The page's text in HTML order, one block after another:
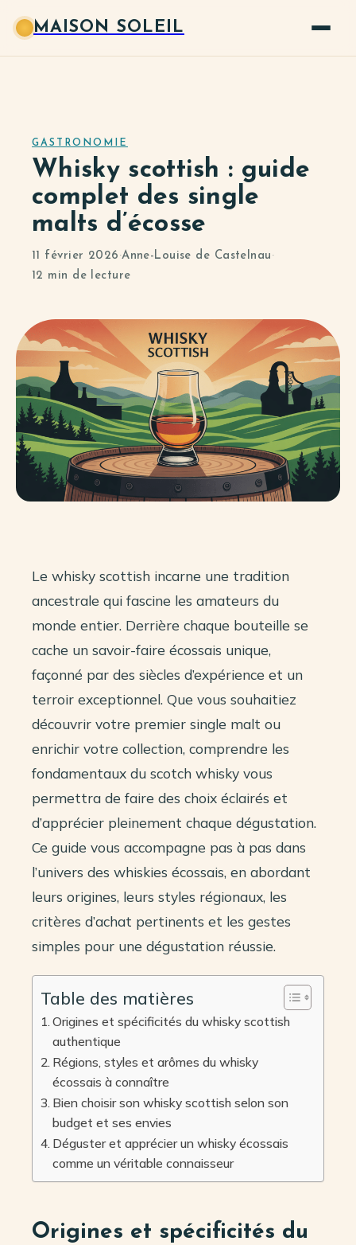
MAISON SOLEIL
GASTRONOMIE
Whisky scottish : guide
complet des single
malts d’écosse
11 février 2026 ·Anne-Louise de Castelnau ·
12 min de lecture
Le whisky scottish incarne une tradition
ancestrale qui fascine les amateurs du
monde entier. Derrière chaque bouteille se
cache un savoir-faire écossais unique,
façonné par des siècles d’expérience et un
terroir exceptionnel. Que vous souhaitiez
découvrir votre premier single malt ou
enrichir votre collection, comprendre les
fondamentaux du scotch whisky vous
permettra de faire des choix éclairés et
d’apprécier pleinement chaque dégustation.
Ce guide vous accompagne pas à pas dans
l’univers des whiskies écossais, en abordant
leurs origines, leurs styles régionaux, les
critères d’achat pertinents et les gestes
simples pour une dégustation réussie.
Table des matières
Origines et spécificités du whisky scottish
authentique
Régions, styles et arômes du whisky
écossais à connaître
Bien choisir son whisky scottish selon son
budget et ses envies
Déguster et apprécier un whisky écossais
comme un véritable connaisseur
Origines et spécificités du